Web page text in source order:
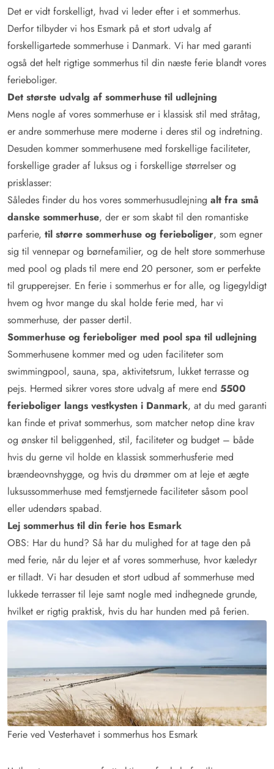
Det er vidt forskelligt, hvad vi leder efter i et sommerhus.
Derfor tilbyder vi hos Esmark på et stort udvalg af
forskelligartede sommerhuse i Danmark. Vi har med garanti
også det helt rigtige sommerhus til din næste ferie blandt vores
ferieboliger.
Det største udvalg af sommerhuse til udlejning
Mens nogle af vores sommerhuse er i klassisk stil med stråtag,
er andre sommerhuse mere moderne i deres stil og indretning.
Desuden kommer sommerhusene med forskellige faciliteter,
forskellige grader af luksus og i forskellige størrelser og
prisklasser:
Således finder du hos vores sommerhusudlejning alt fra små
danske sommerhuse, der er som skabt til den romantiske
parferie, til større sommerhuse og ferieboliger, som egner
sig til vennepar og børnefamilier, og de helt store sommerhuse
med pool og plads til mere end 20 personer, som er perfekte
til grupperejser. En ferie i sommerhus er for alle, og ligegyldigt
hvem og hvor mange du skal holde ferie med, har vi
sommerhuse, der passer dertil.
Sommerhuse og ferieboliger med pool spa til udlejning
Sommerhusene kommer med og uden faciliteter som
swimmingpool, sauna, spa, aktivitetsrum, lukket terrasse og
pejs. Hermed sikrer vores store udvalg af mere end 5500
ferieboliger langs vestkysten i Danmark, at du med garanti
kan finde et privat sommerhus, som matcher netop dine krav
og ønsker til beliggenhed, stil, faciliteter og budget – både
hvis du gerne vil holde en klassisk sommerhusferie med
brændeovnshygge, og hvis du drømmer om at leje et ægte
luksussommerhuse med femstjernede faciliteter såsom pool
eller udendørs spabad.
Lej sommerhus til din ferie hos Esmark
OBS: Har du hund? Så har du mulighed for at tage den på
med ferie, når du lejer et af vores sommerhuse, hvor kæledyr
er tilladt. Vi har desuden et stort udbud af sommerhuse med
lukkede terrasser til leje samt nogle med indhegnede grunde,
hvilket er rigtig praktisk, hvis du har hunden med på ferien.
Ferie ved Vesterhavet i sommerhus hos Esmark